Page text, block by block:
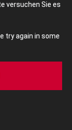
versuchen Sie es
try again in some